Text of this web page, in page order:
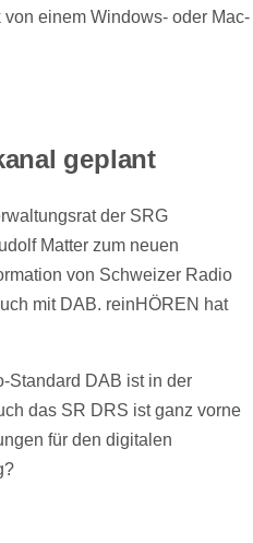
einem Windows- oder Mac-
geplant
der SRG
Matter zum neuen
von Schweizer Radio
mit DAB. reinHÖREN hat
Standard DAB ist in der
das SR DRS ist ganz vorne
für den digitalen